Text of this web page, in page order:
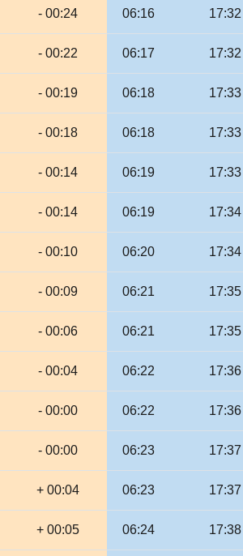
- 00:24 06:16 17:32
- 00:22 06:17 17:32
- 00:19 06:18 17:33
- 00:18 06:18 17:33
- 00:14 06:19 17:33
- 00:14 06:19 17:34
- 00:10 06:20 17:34
- 00:09 06:21 17:35
- 00:06 06:21 17:35
- 00:04 06:22 17:36
- 00:00 06:22 17:36
- 00:00 06:23 17:37
+ 00:04 06:23 17:37
+ 00:05 06:24 17:38